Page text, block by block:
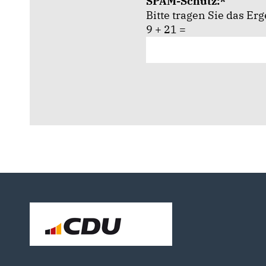
Bitte tragen Sie das
9 + 21 =